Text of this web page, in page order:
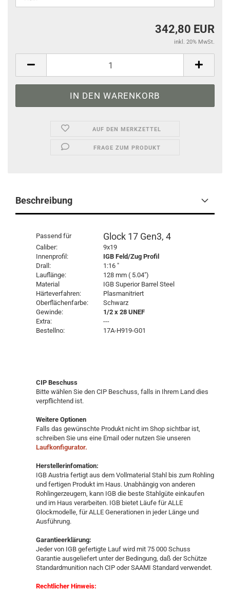
342,80 EUR
inkl. 20% MwSt.
AUF DEN MERKZETTEL
FRAGE ZUM PRODUKT
Beschreibung
Passend für Glock 17 Gen3, 4
Caliber:
9x19
Innenprofil:
IGB Feld/Zug Profil
Drall:
1:16 "
Lauflänge:
128 mm ( 5.04")
Material
IGB Superior Barrel Steel
Härteverfahren:
Plasmanitriert
Oberflächenfarbe:
Schwarz
Gewinde:
1/2 x 28 UNEF
Extra:
---
Bestellno:
17A-H919-G01
CIP Beschuss
Bitte wählen Sie den CIP Beschuss, falls in Ihrem Land dies
verpflichtend ist.
Weitere Optionen
Falls das gewünschte Produkt nicht im Shop sichtbar ist,
schreiben Sie uns eine Email oder nutzen Sie unseren
Laufkonfigurator.
Herstellerinfomation:
IGB Austria fertigt aus dem Vollmaterial Stahl bis zum Rohling
und fertigen Produkt im Haus. Unabhängig von anderen
Rohlingerzeugern, kann IGB die beste Stahlgüte einkaufen
und im Haus verarbeiten. IGB bietet Läufe für ALLE
Glockmodelle, für ALLE Generationen in jeder Länge und
Ausführung.
Garantieerklärung:
Jeder von IGB gefertigte Lauf wird mit 75 000 Schuss
Garantie ausgeliefert unter der Bedingung, daß der Schütze
Standardmunition nach CIP oder SAAMI Standard verwendet.
Rechtlicher Hinweis: